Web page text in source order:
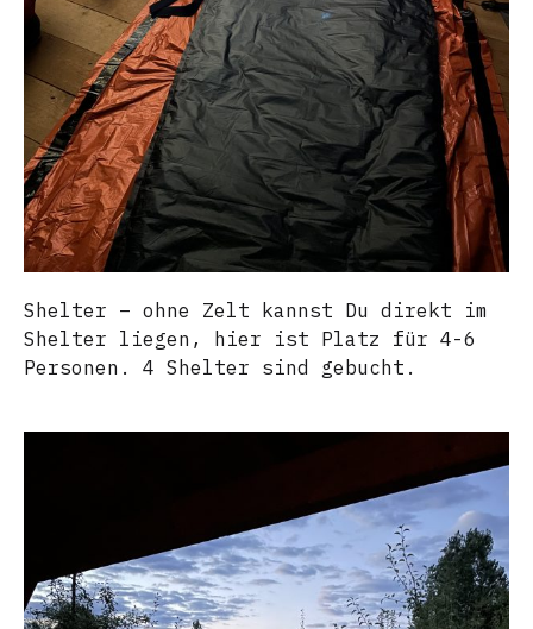
Shelter – ohne Zelt kannst Du direkt im
Shelter liegen, hier ist Platz für 4-6
Personen. 4 Shelter sind gebucht.